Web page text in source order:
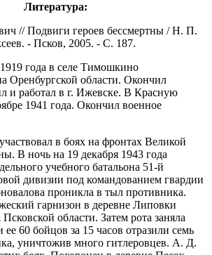
Литература:
// Подвиги героев бессмертны / Н. П.
- Псков, 2005. - С. 187.
года в селе Тимошкино
Оренбургской области. Окончил
и работал в г. Ижевске. В Красную
1941 года. Окончил военное
в боях на фронтах Великой
В ночь на 19 декабря 1943 года
учебного батальона 51-й
дивизии под командованием гвардии
проникла в тыл противника.
гарнизон в деревне Липовки
области. Затем рота заняла
60 бойцов за 15 часов отразили семь
уничтожив много гитлеровцев. А. Д.